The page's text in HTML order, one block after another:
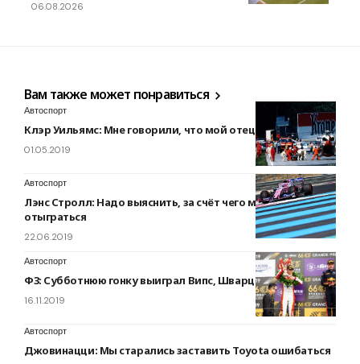
06.08.2026
Вам также может понравиться
Автоспорт
Клэр Уильямс: Мне говорили, что мой отец – убийца
01.05.2019
Автоспорт
Лэнс Стролл: Надо выяснить, за счёт чего можно
отыграться
22.06.2019
Автоспорт
Ф3: Субботнюю гонку выиграл Випс, Шварцман – второй
16.11.2019
Автоспорт
Джовинацци: Мы старались заставить Toyota ошибаться